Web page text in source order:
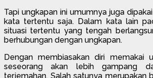
Tapi ungkapan ini umumnya juga
kata tertentu saja. Dalam kata lain
situasi tertentu yang tengah
berhubungan dengan ungkapan.
Dengan membiasakan diri memakai
seseorang akan lebih gampang
terjemahan. Salah satunya merupakan